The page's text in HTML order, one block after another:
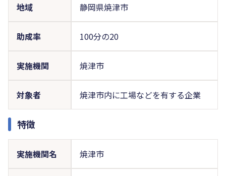
地域 静岡県焼津市
助成率 100分の20
実施機関 焼津市
対象者 焼津市内に工場などを有する企業
特徴
実施機関名 焼津市